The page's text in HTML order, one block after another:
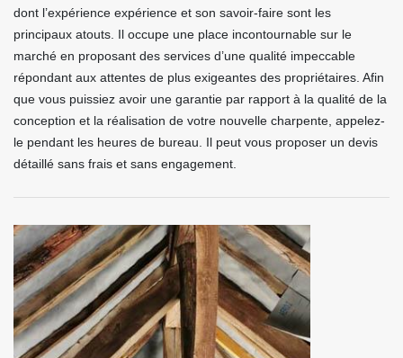
dont l’expérience expérience et son savoir-faire sont les
principaux atouts. Il occupe une place incontournable sur le
marché en proposant des services d’une qualité impeccable
répondant aux attentes de plus exigeantes des propriétaires. Afin
que vous puissiez avoir une garantie par rapport à la qualité de la
conception et la réalisation de votre nouvelle charpente, appelez-
le pendant les heures de bureau. Il peut vous proposer un devis
détaillé sans frais et sans engagement.